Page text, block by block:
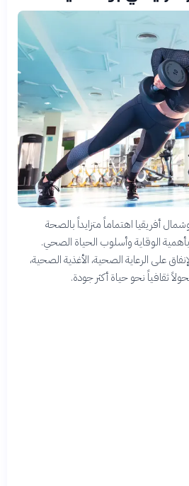
أفريقيا اهتماماً متزايداً بالصحة
الوقاية وأسلوب الحياة الصحي.
على الرعاية الصحية، الأغذية الصحية،
ثقافياً نحو حياة أكثر جودة.